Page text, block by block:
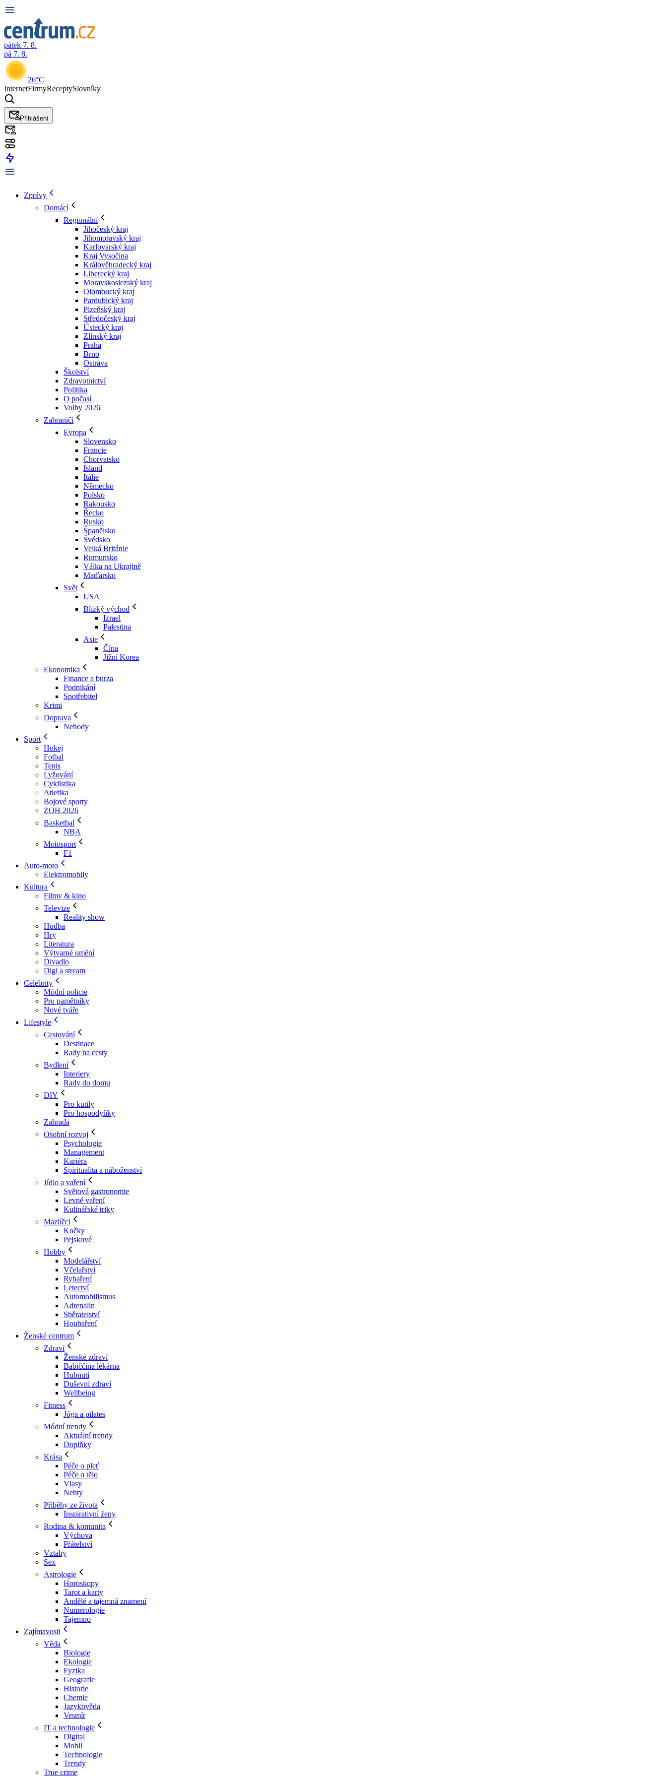
pátek 7. 8.
pá 7. 8.
26°C
InternetFirmyReceptySlovníky
Přihlášení
Zprávy
Domácí
Regionální
Jihočeský kraj
Jihomoravský kraj
Karlovarský kraj
Kraj Vysočina
Králověhradecký kraj
Liberecký kraj
Moravskoslezský kraj
Olomoucký kraj
Pardubický kraj
Plzeňský kraj
Středočeský kraj
Ústecký kraj
Zlínský kraj
Praha
Brno
Ostrava
Školství
Zdravotnictví
Politika
O počasí
Volby 2026
Zahraničí
Evropa
Slovensko
Francie
Chorvatsko
Island
Itálie
Německo
Polsko
Rakousko
Řecko
Rusko
Španělsko
Švédsko
Velká Británie
Rumunsko
Válka na Ukrajině
Maďarsko
Svět
USA
Blízký východ
Izrael
Palestina
Asie
Čína
Jižní Korea
Ekonomika
Finance a burza
Podnikání
Spotřebitel
Krimi
Doprava
Nehody
Sport
Hokej
Fotbal
Tenis
Lyžování
Cyklistika
Atletika
Bojové sporty
ZOH 2026
Basketbal
NBA
Motosport
F1
Auto-moto
Elektromobily
Kultura
Filmy & kino
Televize
Reality show
Hudba
Hry
Literatura
Výtvarné umění
Divadlo
Digi a stream
Celebrity
Módní policie
Pro pamětníky
Nové tváře
Lifestyle
Cestování
Destinace
Rady na cesty
Bydlení
Interiery
Rady do domu
DIY
Pro kutily
Pro hospodyňky
Zahrada
Osobní rozvoj
Psychologie
Management
Kariéra
Spiritualita a náboženství
Jídlo a vaření
Světová gastronomie
Levné vaření
Kulinářské triky
Mazlíčci
Kočky
Pejskové
Hobby
Modelářství
Včelařství
Rybaření
Letectví
Automobilismus
Adrenalin
Sběratelství
Houbaření
Ženské centrum
Zdraví
Ženské zdraví
Babiččina lékárna
Hubnutí
Duševní zdraví
Wellbeing
Fitness
Jóga a pilates
Módní trendy
Aktuální trendy
Doplňky
Krása
Péče o pleť
Péče o tělo
Vlasy
Nehty
Příběhy ze života
Inspirativní ženy
Rodina & komunita
Výchova
Přátelství
Vztahy
Sex
Astrologie
Horoskopy
Tarot a karty
Andělé a tajemná znamení
Numerologie
Tajemno
Zajímavosti
Věda
Biologie
Ekologie
Fyzika
Geografie
Historie
Chemie
Jazykověda
Vesmír
IT a technologie
Digital
Mobil
Technologie
Trendy
True crime